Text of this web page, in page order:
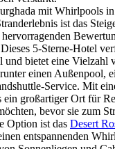
mit Whirlpools in
ist das
5-Sterne-Hotel
bietet eine Vielzahl
einen Außenpool,
Service. Mit
ein großartiger Ort für
bevor sie zum
Option ist das Desert
entspannenden